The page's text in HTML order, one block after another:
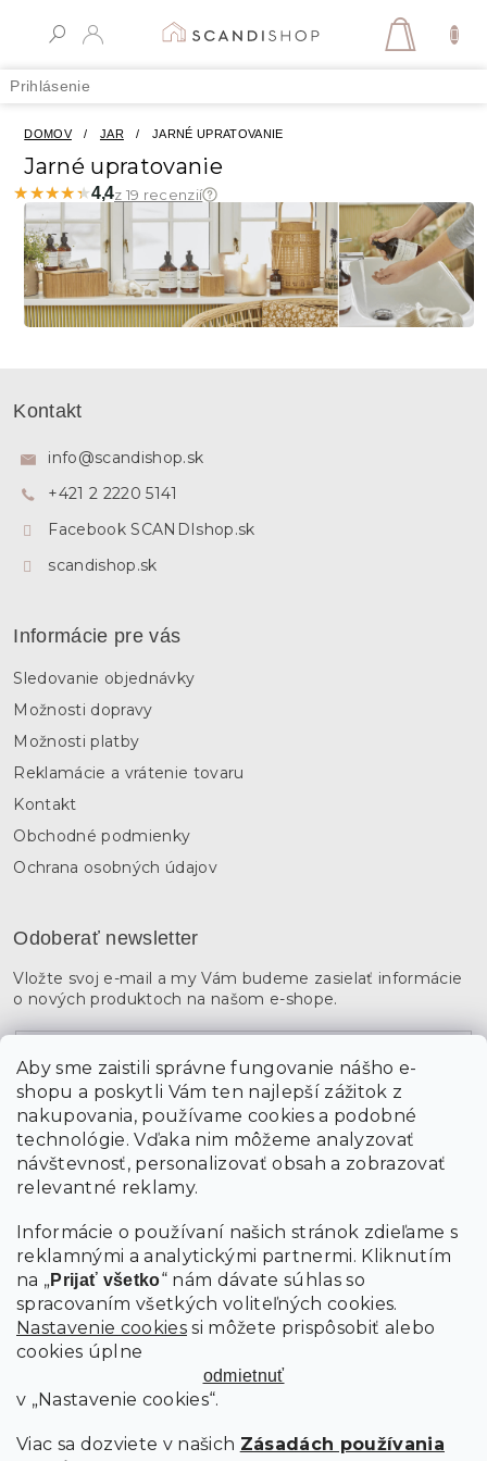
Aby sme zaistili správne fungovanie nášho e-
shopu a poskytli Vám ten najlepší zážitok z
nakupovania, používame cookies a podobné
technológie. Vďaka nim môžeme analyzovať
návštevnosť, personalizovať obsah a zobrazovať
relevantné reklamy.
Informácie o používaní našich stránok zdieľame s
reklamnými a analytickými partnermi. Kliknutím
na „Prijať všetko“ nám dávate súhlas so
spracovaním všetkých voliteľných cookies.
Nastavenie cookies si môžete prispôsobiť alebo
cookies úplne
odmietnuť
v „Nastavenie cookies“.
Viac sa dozviete v našich Zásadách používania
Prihlásenie
DOMOV / JAR / JARNÉ UPRATOVANIE
Jarné upratovanie
★★★★★
★★★★★4,4z 19 recenzií
Kontakt
info@scandishop.sk
+421 2 2220 5141
Facebook SCANDIshop.sk
scandishop.sk
Informácie pre vás
Sledovanie objednávky
Možnosti dopravy
Možnosti platby
Reklamácie a vrátenie tovaru
Kontakt
Obchodné podmienky
Ochrana osobných údajov
Odoberať newsletter
Vložte svoj e-mail a my Vám budeme zasielať informácie
o nových produktoch na našom e-shope.
Vložením údajov súhlasíte s podmienkami ochrany
osobných údajov
PRIHLÁSIŤ SA